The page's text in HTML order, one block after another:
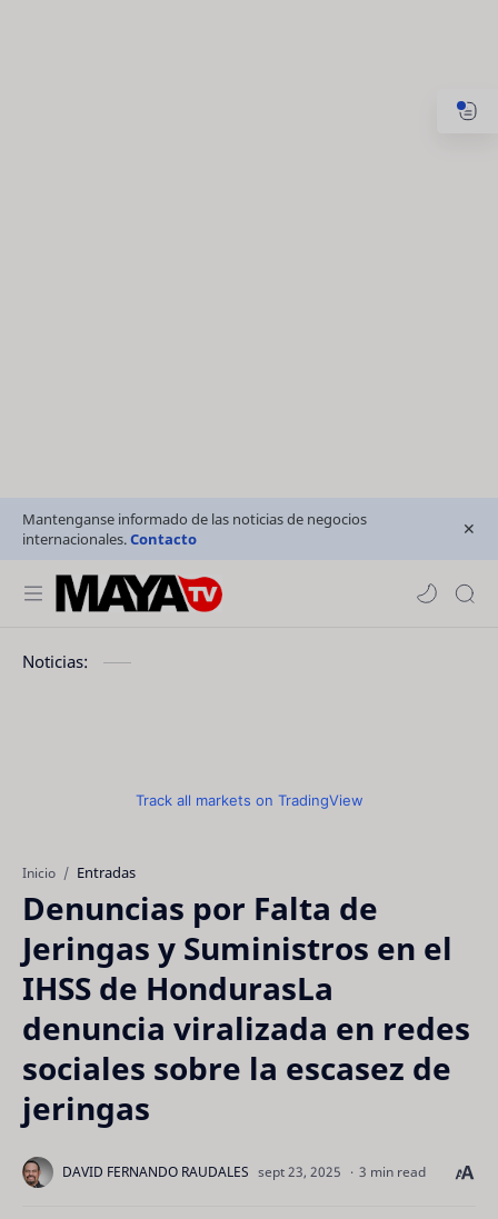
Mantenganse informado de las noticias de negocios
internacionales.Contacto
Noticias:
Track all markets on TradingView
Inicio Entradas
Denuncias por Falta de
Jeringas y Suministros en el
IHSS de HondurasLa
denuncia viralizada en redes
sociales sobre la escasez de
jeringas
3 min read